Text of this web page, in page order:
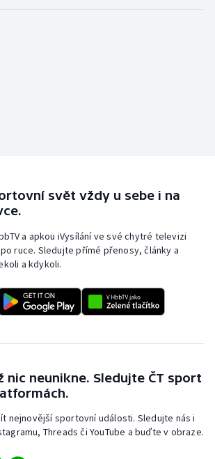
svět vždy u sebe i na
a apkou iVysílání ve své chytré televizi
ruce. Sledujte přímé přenosy, články a
a kdykoli.
nic neunikne. Sledujte ČT sport
nejnovější sportovní události. Sledujte nás i
Threads či YouTube a buďte v obraze.